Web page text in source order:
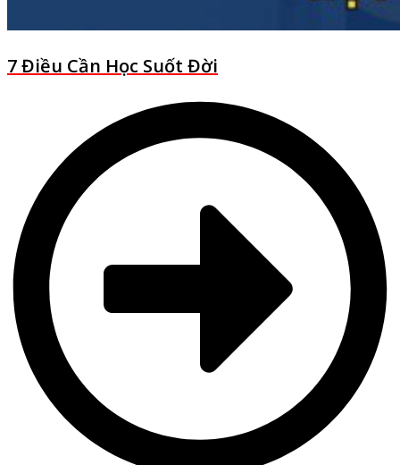
7 Điều Cần Học Suốt Đời